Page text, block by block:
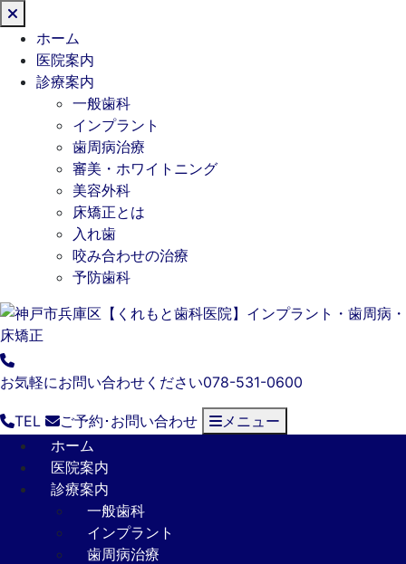
じ
る
ホーム
医院案内
診療案内
一般歯科
インプラント
歯周病治療
審美・ホワイトニング
美容外科
床矯正とは
入れ歯
咬み合わせの治療
予防歯科
お気軽にお問い合わせください078-531-0600
TEL ご予約･ お問い合わせ
メニュー
ホーム
医院案内
診療案内
一般歯科
インプラント
歯周病治療